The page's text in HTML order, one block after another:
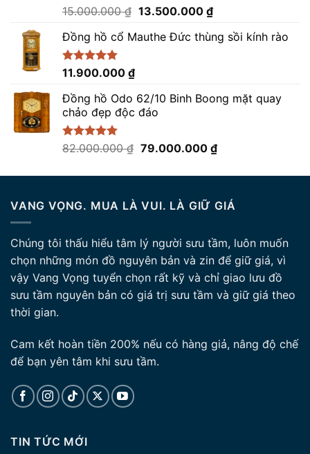
Được xếp
5 sao
15.000.000₫ Giá
là:
13.500.000 ₫Giá
tại
Đồng hồ cổ Mauthe Đức thùng sồi kính rào
Được xếp
5 sao
11.900.000 ₫
Đồng hồ Odo 62/10 Binh Boong mặt quay
chảo đẹp độc đáo
Được xếp
82.000.000₫ Giá
là:
79.000.000 ₫Giá
tại
79.000.000 ₫.
VANG VỌNG. MUA LÀ VUI. LÀ GIỮ GIÁ
Chúng tôi thấu hiểu tâm lý người sưu tầm, luôn muốn
chọn những món đồ nguyên bản và zin để giữ giá, vì
vậy Vang Vọng tuyển chọn rất kỹ và chỉ giao lưu đồ
sưu tầm nguyên bản có giá trị sưu tầm và giữ giá theo
thời gian.
Cam kết hoàn tiền 200% nếu có hàng giả, nâng độ chế
để bạn yên tâm khi sưu tầm.
TIN TỨC MỚI